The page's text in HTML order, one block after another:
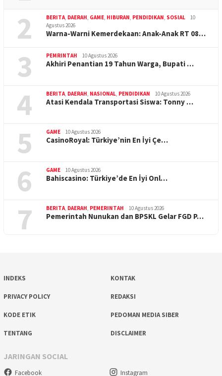
2 BERITA DAERAH GAME HIBURAN PENDIDIKAN SOSIAL
10
Agustus 2026
Warna-Warni Kemerdekaan: Anak-Anak RT 08…
3 PEMRINTAH 10 Agustus 2026
Akhiri Penantian 19 Tahun Warga, Bupati …
4 BERITA DAERAH NASIONAL PENDIDIKAN 10 Agustus 2026
Atasi Kendala Transportasi Siswa: Tonny …
5 GAME 10 Agustus 2026
CasinoRoyal: Türkiye’nin En İyi Çe…
6 GAME 10 Agustus 2026
Bahiscasino: Türkiye’de En İyi Onl…
7 BERITA DAERAH PEMERINTAH 10 Agustus 2026
Pemerintah Nunukan dan BPSKL Gelar FGD P…
INDEKS KONTAK
PRIVACY POLICY REDAKSI
KODE ETIK PEDOMAN MEDIA SIBER
TENTANG DISCLAIMER
JARINGAN SOCIAL
Facebook Instagram